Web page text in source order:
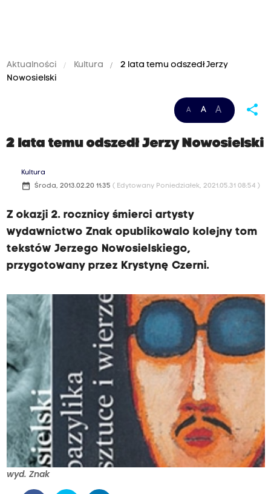
Aktualności Kultura
2 lata temu odszedł Jerzy
Nowosielski
A A A share
2 lata temu odszedł Jerzy Nowosielski
Kultura
date_range Środa, 2013.02.20 11:35 ( Edytowany Poniedziałek, 2021.05.31 08:54 )
Z okazji 2. rocznicy śmierci artysty
wydawnictwo Znak opublikowalo kolejny tom
tekstów Jerzego Nowosielskiego,
przygotowany przez Krystynę Czerni.
wyd. Znak